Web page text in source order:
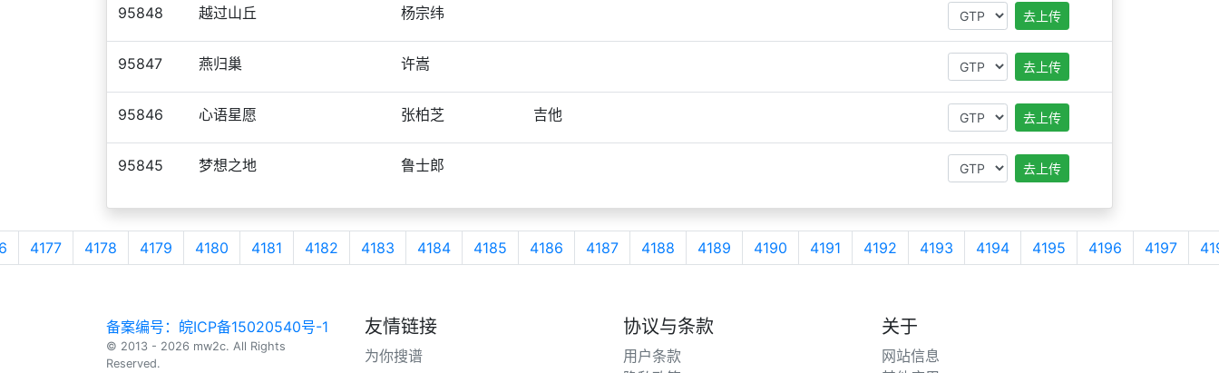
95848 越过山丘 杨宗纬 去上传
95847 燕归巢 许嵩 去上传
95846 心语星愿 张柏芝 吉他 去上传
95845 梦想之地 鲁士郎 去上传
4177 4178 4179 4180 4181 4182 4183 4184 4185 4186 4187 4188 4189 4190 4191 4192 4193 4194 4195 4196 4197
备案编号：皖ICP备15020540号-1
© 2013 - 2026 mw2c. All Rights
Reserved.
友情链接
为你搜谱
协议与条款
用户条款
关于
网站信息